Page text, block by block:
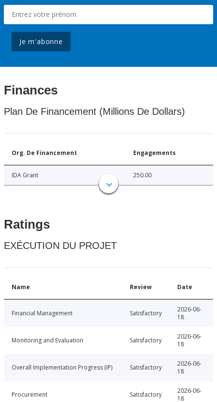
Je m'abonne
Finances
Plan De Financement (Millions De Dollars)
Org. De Financement Engagements
IDA Grant 250.00
Ratings
EXÉCUTION DU PROJET
Name Review Date
Financial Management Satisfactory
2026-06-
18
Monitoring and Evaluation Satisfactory
2026-06-
18
Overall Implementation Progress (IP) Satisfactory
2026-06-
18
Procurement Satisfactory
2026-06-
18